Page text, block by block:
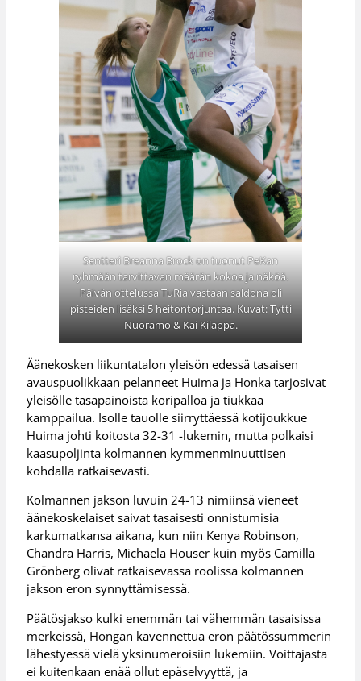
Sentteri Breanna Brock on tuonut PeKan
ryhmään tarvittavan määrän kokoa ja näköä.
Päivän ottelussa TuRia vastaan saldona oli
pisteiden lisäksi 5 heitontorjuntaa. Kuvat: Tytti
Nuoramo & Kai Kilappa.
Äänekosken liikuntatalon yleisön edessä tasaisen
avauspuolikkaan pelanneet Huima ja Honka tarjosivat
yleisölle tasapainoista koripalloa ja tiukkaa
kamppailua. Isolle tauolle siirryttäessä kotijoukkue
Huima johti koitosta 32-31 -lukemin, mutta polkaisi
kaasupoljinta kolmannen kymmenminuuttisen
kohdalla ratkaisevasti.
Kolmannen jakson luvuin 24-13 nimiinsä vieneet
äänekoskelaiset saivat tasaisesti onnistumisia
karkumatkansa aikana, kun niin Kenya Robinson,
Chandra Harris, Michaela Houser kuin myös Camilla
Grönberg olivat ratkaisevassa roolissa kolmannen
jakson eron synnyttämisessä.
Päätösjakso kulki enemmän tai vähemmän tasaisissa
merkeissä, Hongan kavennettua eron päätössummerin
lähestyessä vielä yksinumeroisiin lukemiin. Voittajasta
ei kuitenkaan enää ollut epäselvyyttä, ja